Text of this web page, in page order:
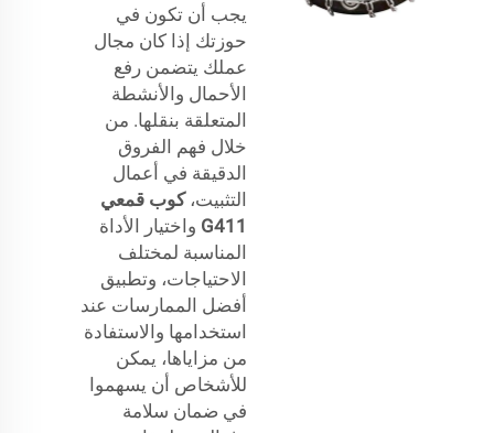
يجب أن تكون في
حوزتك إذا كان مجال
عملك يتضمن رفع
الأحمال والأنشطة
المتعلقة بنقلها. من
خلال فهم الفروق
الدقيقة في أعمال
التثبيت،كوب قمعي
G411 واختيار الأداة
المناسبة لمختلف
الاحتياجات، وتطبيق
أفضل الممارسات عند
استخدامها والاستفادة
من مزاياها، يمكن
للأشخاص أن يسهموا
في ضمان سلامة